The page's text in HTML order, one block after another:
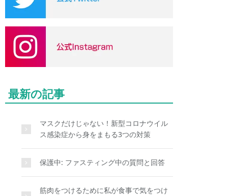
最新の記事
マスクだけじゃない！新型コロナウイル
ス感染症から身をまもる3つの対策
保護中: ファスティング中の質問と回答
筋肉をつけるために私が食事で気をつけ